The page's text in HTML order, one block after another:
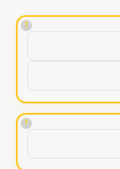
!
!